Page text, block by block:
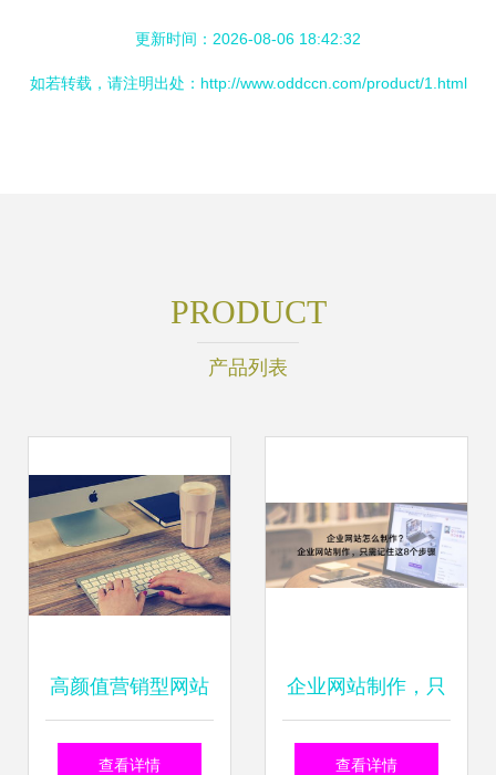
更新时间：2026-08-06 18:42:32
如若转载，请注明出处：http://www.oddccn.com/product/1.html
PRODUCT
产品列表
高颜值营销型网站
打造产品畅销的数
查看详情
企业网站制作，只
需记住这8个步骤
查看详情